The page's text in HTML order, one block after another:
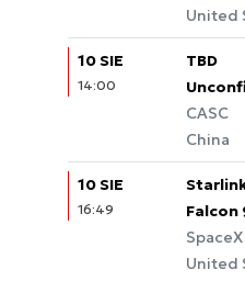
United
10 SIE
14:00
TBD
CASC
China
10 SIE
16:49
Falcon
SpaceX
United